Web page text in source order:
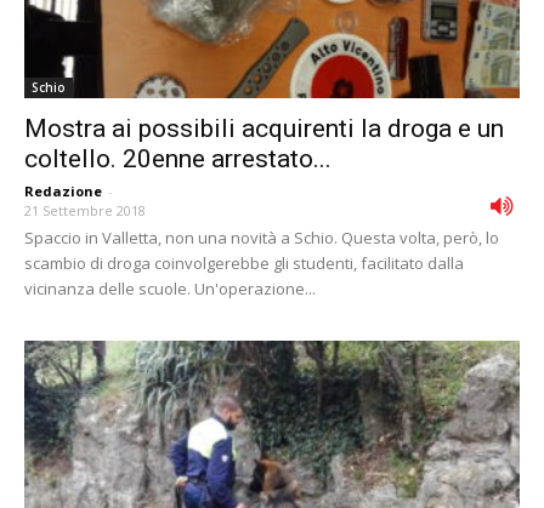
Schio
Mostra ai possibili acquirenti la droga e un
coltello. 20enne arrestato...
Redazione -
21 Settembre 2018
Spaccio in Valletta, non una novità a Schio. Questa volta, però, lo
scambio di droga coinvolgerebbe gli studenti, facilitato dalla
vicinanza delle scuole. Un'operazione...